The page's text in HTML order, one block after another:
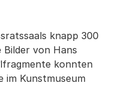
knapp 300
von Hans
konnten
im Kunstmuseum